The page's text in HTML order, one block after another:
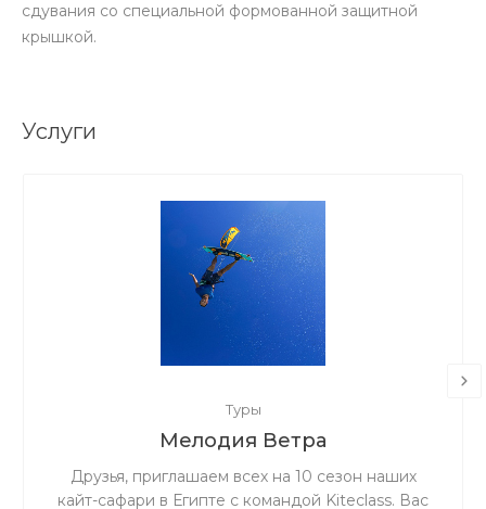
сдувания со специальной формованной защитной
крышкой.
Услуги
Туры
Мелодия Ветра
Друзья, приглашаем всех на 10 сезон наших
кайт-сафари в Египте с командой Kiteclass. Вас